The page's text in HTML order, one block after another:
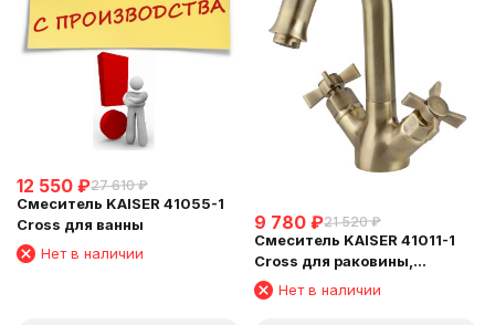
12 550 ₽27 610 ₽
Смеситель KAISER 41055-1
Cross для ванны
Нет в наличии
9 780 ₽21 520 ₽
Смеситель KAISER 41011-1
Cross для раковины,
бронзовый
Нет в наличии